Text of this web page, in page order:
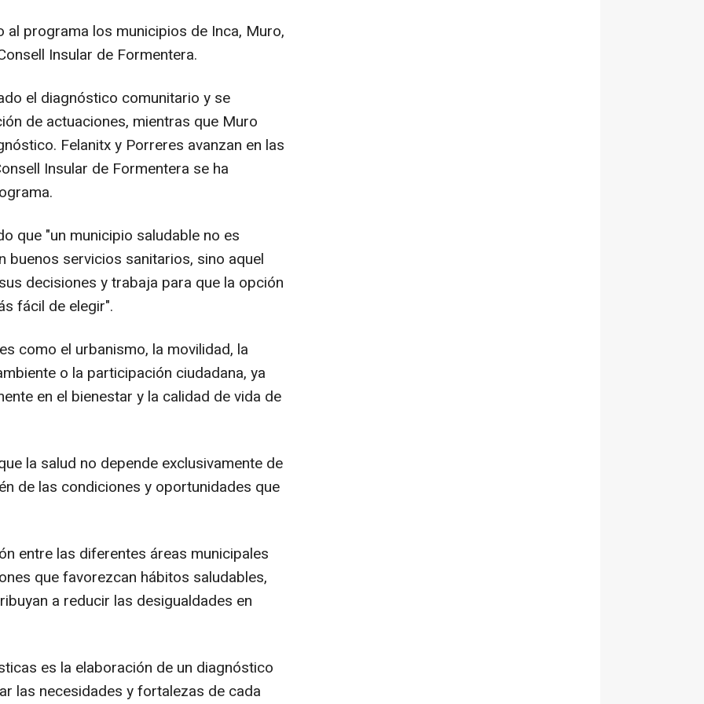
al programa los municipios de Inca, Muro,
Insular de Formentera.
el diagnóstico comunitario y se
de actuaciones, mientras que Muro
Felanitx y Porreres avanzan en las
Insular de Formentera se ha
que "un municipio saludable no es
buenos servicios sanitarios, sino aquel
decisiones y trabaja para que la opción
fácil de elegir".
como el urbanismo, la movilidad, la
o la participación ciudadana, ya
en el bienestar y la calidad de vida de
la salud no depende exclusivamente de
de las condiciones y oportunidades que
entre las diferentes áreas municipales
que favorezcan hábitos saludables,
a reducir las desigualdades en
es la elaboración de un diagnóstico
las necesidades y fortalezas de cada